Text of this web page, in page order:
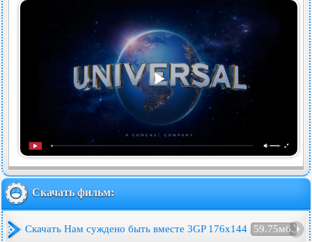
Скачать фильм:
Скачать Нам суждено быть вместе 3GP 176x144 59.75мб.